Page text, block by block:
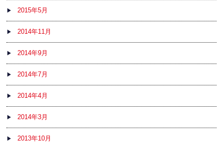
2015年5月
2014年11月
2014年9月
2014年7月
2014年4月
2014年3月
2013年10月